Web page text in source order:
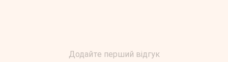
Додайте перший відгук